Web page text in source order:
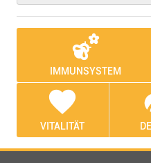
emoji_nature
IMMUNSYSTEM
favorite
VITALITÄT